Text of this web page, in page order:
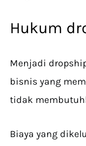
Hukum
Menjadi
bisnis yang
tidak
Biaya yang